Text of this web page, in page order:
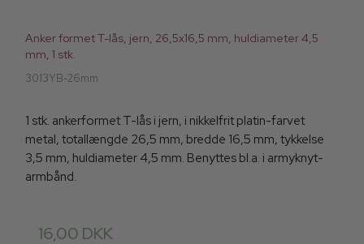
Anker formet T-lås, jern, 26,5x16,5 mm, huldiameter 4,5
mm, 1 stk.
3013YB-26mm
1 stk. ankerformet T-lås i jern, i nikkelfrit platin-farvet
metal, totallængde 26,5 mm, bredde 16,5 mm, tykkelse
3,5 mm, huldiameter 4,5 mm. Benyttes bl.a. i armyknyt-
armbånd.
16,00 DKK